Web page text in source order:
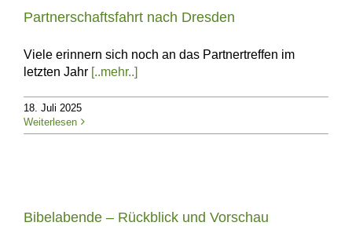
Partnerschaftsfahrt nach Dresden
Viele erinnern sich noch an das Partnertreffen im
letzten Jahr [..mehr..]
18. Juli 2025
Weiterlesen
Bibelabende – Rückblick und Vorschau